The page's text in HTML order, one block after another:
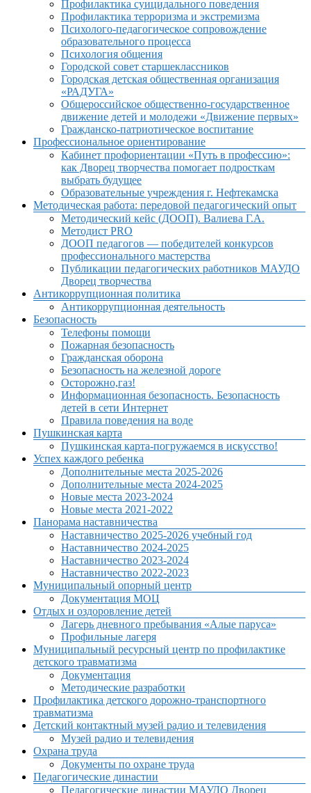
Профилактика суицидального поведения
Профилактика терроризма и экстремизма
Психолого-педагогическое сопровождение
образовательного процесса
Психология общения
Городской совет старшеклассников
Городская детская общественная организация
«РАДУГА»
Общероссийское общественно-государственное
движение детей и молодежи «Движение первых»
Гражданско-патриотическое воспитание
Профессиональное ориентирование
Кабинет профориентации «Путь в профессию»:
как Дворец творчества помогает подросткам
выбрать будущее
Образовательные учреждения г. Нефтекамска
Методическая работа: передовой педагогический опыт
Методический кейс (ДООП). Валиева Г.А.
Методист PRO
ДООП педагогов — победителей конкурсов
профессионального мастерства
Публикации педагогических работников МАУДО
Дворец творчества
Антикоррупционная политика
Антикоррупционная деятельность
Безопасность
Телефоны помощи
Пожарная безопасность
Гражданская оборона
Безопасность на железной дороге
Осторожно,газ!
Информационная безопасность. Безопасность
детей в сети Интернет
Правила поведения на воде
Пушкинская карта
Пушкинская карта-погружаемся в искусство!
Успех каждого ребенка
Дополнительные места 2025-2026
Дополнительные места 2024-2025
Новые места 2023-2024
Новые места 2021-2022
Панорама наставничества
Наставничество 2025-2026 учебный год
Наставничество 2024-2025
Наставничество 2023-2024
Наставничество 2022-2023
Муниципальный опорный центр
Документация МОЦ
Отдых и оздоровление детей
Лагерь дневного пребывания «Алые паруса»
Профильные лагеря
Муниципальный ресурсный центр по профилактике
детского травматизма
Документация
Методические разработки
Профилактика детского дорожно-транспортного
травматизма
Детский контактный музей радио и телевидения
Музей радио и телевидения
Охрана труда
Документы по охране труда
Педагогические династии
Педагогические династии МАУДО Дворец